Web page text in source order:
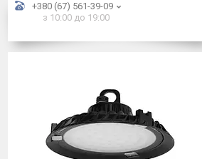
+380 (67) 561-39-09
з 10:00 до 19:00